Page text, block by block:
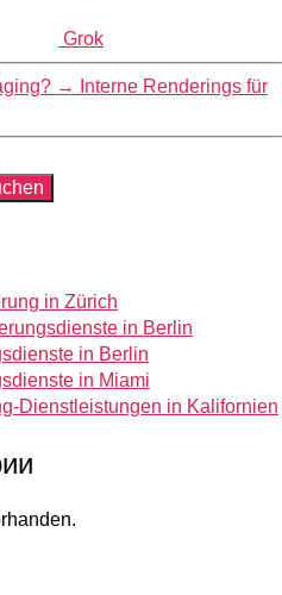
Grok
→
Interne Renderings für
in Zürich
in Berlin
in Berlin
in Miami
Dienstleistungen in Kalifornien